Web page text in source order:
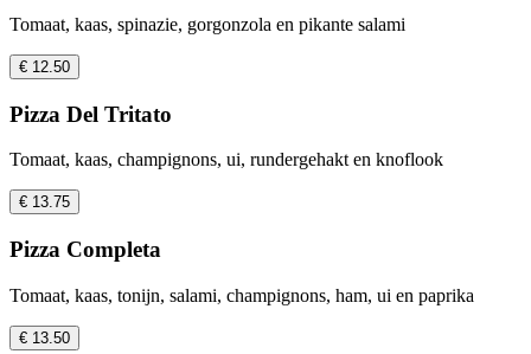
Tomaat, kaas, spinazie, gorgonzola en pikante salami
€ 12.50
Pizza Del Tritato
Tomaat, kaas, champignons, ui, rundergehakt en knoflook
€ 13.75
Pizza Completa
Tomaat, kaas, tonijn, salami, champignons, ham, ui en paprika
€ 13.50